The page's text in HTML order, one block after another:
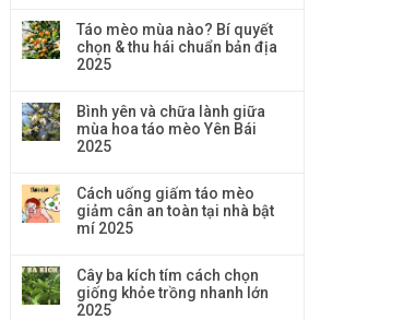
Táo mèo mùa nào? Bí quyết
chọn & thu hái chuẩn bản địa
2025
Bình yên và chữa lành giữa
mùa hoa táo mèo Yên Bái
2025
Cách uống giấm táo mèo
giảm cân an toàn tại nhà bật
mí 2025
Cây ba kích tím cách chọn
giống khỏe trồng nhanh lớn
2025